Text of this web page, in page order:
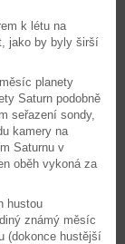
k létu na
jako by byly širší
planety
Saturn podobně
seřazení sondy,
kamery na
Saturnu v
oběh vykoná za
hustou
známý měsíc
(dokonce hustější